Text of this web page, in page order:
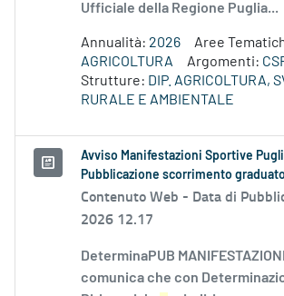
Ufficiale della Regione Puglia...
Annualità: 2026
Aree
AGRICOLTURA
Argomenti:
Strutture: DIP. AGRICOLTURA,
RURALE E AMBIENTALE
Avviso Manifestazioni Sportive
Pubblicazione scorrimento
Contenuto Web - Data di
2026 12.17
DeterminaPUB
comunica che con